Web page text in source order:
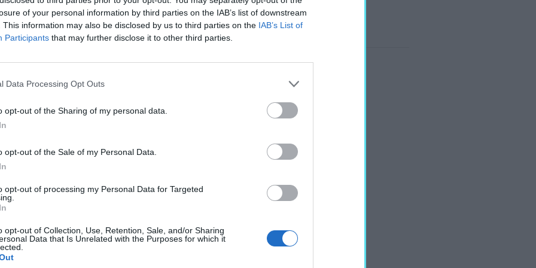
of your personal information by third parties on the IAB’s list of downstream
This information may also be disclosed by us to third parties on the IAB’s List of
Participants that may further disclose it to other third parties.
Data Processing Opt Outs
opt-out of the Sharing of my personal data.
opt-out of the Sale of my Personal Data.
opt-out of processing my Personal Data for Targeted
opt-out of Collection, Use, Retention, Sale, and/or Sharing
Data that Is Unrelated with the Purposes for which it
a baptisták fognak
forintos, vissza nem
Ebből
bölcsődéket,
létre 360 millió
helyiségeket